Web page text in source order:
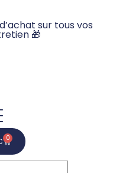
sur tous vos
🎁
0